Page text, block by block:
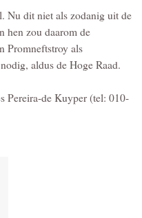
Nu dit niet als zodanig uit de
hen zou daarom de
Promneftstroy als
aldus de Hoge Raad.
Pereira-de Kuyper (tel: 010-